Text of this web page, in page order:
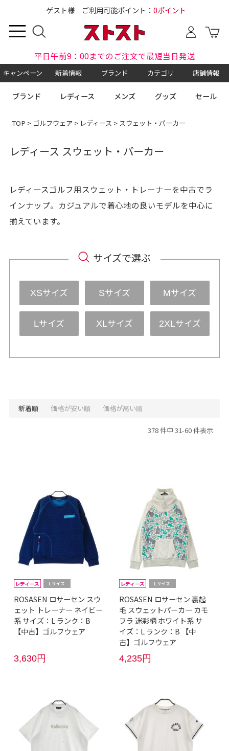
ゲスト様 ご利用可能ポイント： 0ポイント
平日午前9：00までのご注文で最短当日発送
キャンペーン 新着情報 ブランド カテゴリ 店舗情報
ブランド レディース メンズ グッズ セール
TOP > ゴルフウェア > レディース > スウェット・パーカー
レディース スウェット・パーカー
レディースゴルフ用スウェット・トレーナーを中古でラ
インナップ。カジュアルで着心地の良いモデルを中心に
揃えています。
サイズで選ぶ
XSサイズ Sサイズ Mサイズ
Lサイズ XLサイズ 2XLサイズ
新着順 価格が安い順 価格が高い順
378 件中 31-60 件表示
ROSASEN ロサーセン スウ
ェット トレーナー ネイビー
系 サイズ：L ランク：B
【中古】ゴルフウェア
3,630円
ROSASEN ロサーセン 裏起
毛 スウェットパーカー カモ
フラ 迷彩柄 ホワイト系 サ
イズ：L ランク：B 【中
古】ゴルフウェア
4,235円